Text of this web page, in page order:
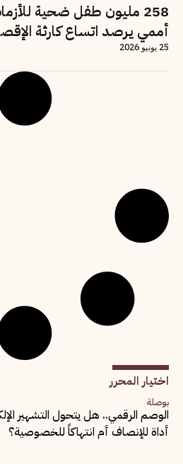
258 مليون طفل ضحية
أممي يرصد اتساع كارثة
25 يونيو 2026
اختيار المحرر
بوصلة
الوصم الرقمي.. هل يتحول التشهير
أداة للإنصاف أم انتهاكاً للخصوصية؟